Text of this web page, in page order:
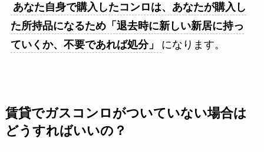
あなた自身で購入したコンロは、あなたが購入し
た所持品になるため「退去時に新しい新居に持っ
ていくか、不要であれば処分」
になります。
賃貸でガスコンロがついていない場合は
どうすればいいの？